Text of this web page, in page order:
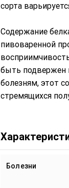
сорта
Содержание
пивоваренной
быть подвержен
болезням, этот
стремящихся
Болезни